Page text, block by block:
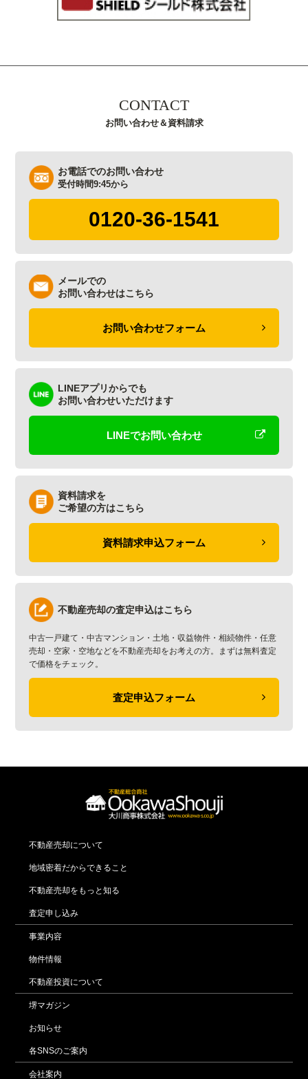
CONTACT
お問い合わせ＆資料請求
お電話でのお問い合わせ
受付時間9:45から
0120-36-1541
メールでの
お問い合わせはこちら
お問い合わせフォーム
LINEアプリからでも
お問い合わせいただけます
LINEでお問い合わせ
資料請求を
ご希望の方はこちら
資料請求申込フォーム
不動産売却の査定申込はこちら
中古一戸建て・中古マンション・土地・収益物件・相続物件・任意
売却・空家・空地などを不動産売却をお考えの方。まずは無料査定
で価格をチェック。
査定申込フォーム
不動産売却について
地域密着だからできること
不動産売却をもっと知る
査定申し込み
事業内容
物件情報
不動産投資について
堺マガジン
お知らせ
各SNSのご案内
会社案内